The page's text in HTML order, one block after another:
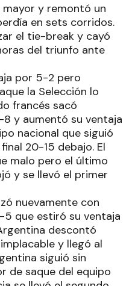
y remontó un
en sets corridos.
el tie-break y cayó
del triunfo ante
por 5-2 pero
la Selección lo
francés sacó
y aumentó su ventaja
nacional que siguió
20-15 debajo. El
malo pero el último
y se llevó el primer
nuevamente con
que estiró su ventaja
descontó
y llegó al
siguió sin
de saque del equipo